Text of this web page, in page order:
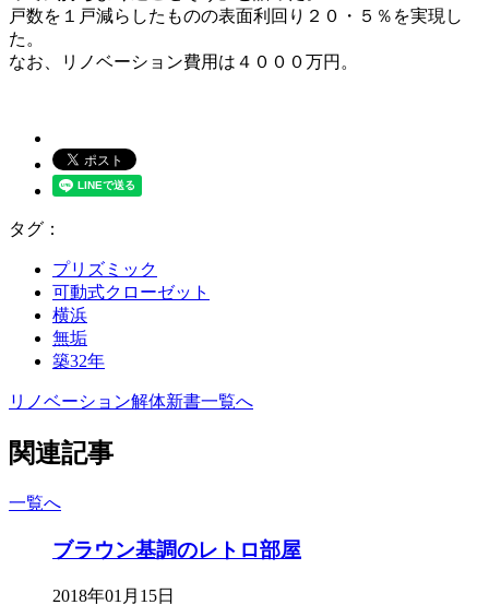
戸数を１戸減らしたものの表面利回り２０・５％を実現し
た。
なお、リノベーション費用は４０００万円。
タグ：
プリズミック
可動式クローゼット
横浜
無垢
築32年
リノベーション解体新書一覧へ
関連記事
一覧へ
ブラウン基調のレトロ部屋
2018年01月15日